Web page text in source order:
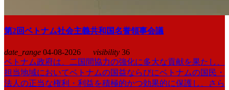
第2回ベトナム社会主義共和国名誉領事会議
date_range 04-08-2026 visibility 36
ベトナム政府は、二国間協力の強化に多大な貢献を果たし、
担当地域においてベトナムの国益ならびにベトナムの国民・
法人の正当な権利・利益を積極的かつ効果的に保護し、さら